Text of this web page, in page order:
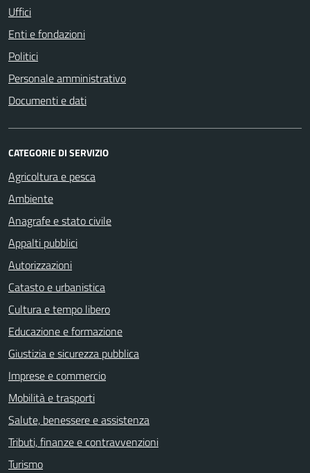
Uffici
Enti e fondazioni
Politici
Personale amministrativo
Documenti e dati
CATEGORIE DI SERVIZIO
Agricoltura e pesca
Ambiente
Anagrafe e stato civile
Appalti pubblici
Autorizzazioni
Catasto e urbanistica
Cultura e tempo libero
Educazione e formazione
Giustizia e sicurezza pubblica
Imprese e commercio
Mobilità e trasporti
Salute, benessere e assistenza
Tributi, finanze e contravvenzioni
Turismo